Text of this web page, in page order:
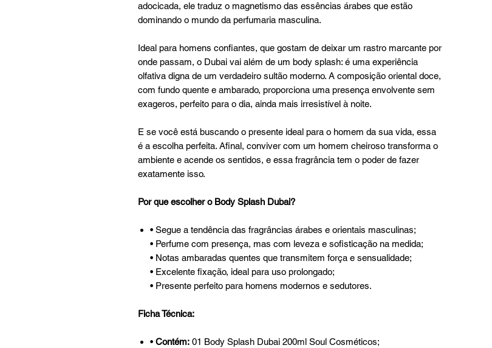
adocicada, ele traduz o magnetismo das essências árabes que estão
dominando o mundo da perfumaria masculina.
Ideal para homens confiantes, que gostam de deixar um rastro marcante por
onde passam, o Dubai vai além de um body splash: é uma experiência
olfativa digna de um verdadeiro sultão moderno. A composição oriental doce,
com fundo quente e ambarado, proporciona uma presença envolvente sem
exageros, perfeito para o dia, ainda mais irresistível à noite.
E se você está buscando o presente ideal para o homem da sua vida, essa
é a escolha perfeita. Afinal, conviver com um homem cheiroso transforma o
ambiente e acende os sentidos, e essa fragrância tem o poder de fazer
exatamente isso.
Por que escolher o Body Splash Dubai?
• Segue a tendência das fragrâncias árabes e orientais masculinas;
• Perfume com presença, mas com leveza e sofisticação na medida;
• Notas ambaradas quentes que transmitem força e sensualidade;
• Excelente fixação, ideal para uso prolongado;
• Presente perfeito para homens modernos e sedutores.
Ficha Técnica:
• Contém: 01 Body Splash Dubai 200ml Soul Cosméticos;